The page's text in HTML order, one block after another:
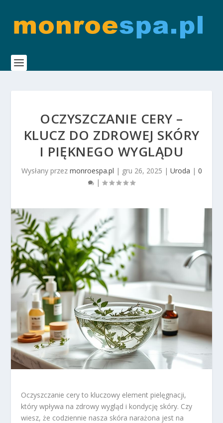
OCZYSZCZANIE CERY –
KLUCZ DO ZDROWEJ SKÓRY
I PIĘKNEGO WYGLĄDU
Wysłany przez monroespa.pl | gru 26, 2025 | Uroda | 0
|
Oczyszczanie cery to kluczowy element pielęgnacji,
który wpływa na zdrowy wygląd i kondycję skóry. Czy
wiesz, że codziennie nasza skóra narażona jest na